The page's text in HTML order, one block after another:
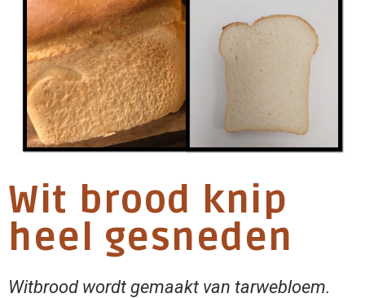
Wit brood knip
heel gesneden
Witbrood wordt gemaakt van tarwebloem.